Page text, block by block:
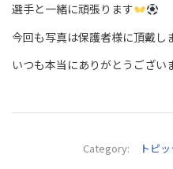
選手と一緒に頑張ります
今回も写真は保護者様に頂戴し
いつも本当にありがとうござい
Category: トピ